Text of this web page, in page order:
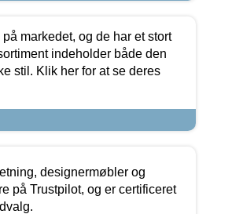
markedet, og de har et stort
indeholder både den
stil. Klik her for at se deres
designermøbler og
på Trustpilot, og er certificeret